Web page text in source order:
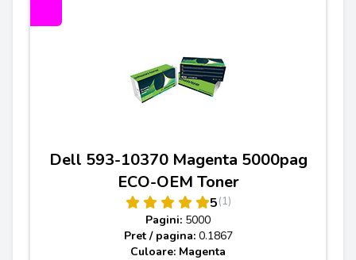
Dell 593-10370 Magenta 5000pag
ECO-OEM Toner
5(1)
Pagini: 5000
Pret / pagina: 0.1867
Culoare: Magenta